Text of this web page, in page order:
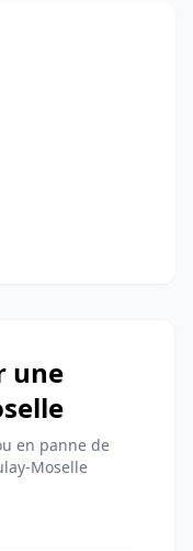
une
en panne de
Moselle